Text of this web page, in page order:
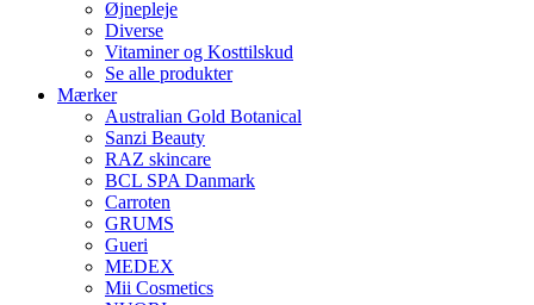
Øjnepleje
Diverse
Vitaminer og Kosttilskud
Se alle produkter
Mærker
Australian Gold Botanical
Sanzi Beauty
RAZ skincare
BCL SPA Danmark
Carroten
GRUMS
Gueri
MEDEX
Mii Cosmetics